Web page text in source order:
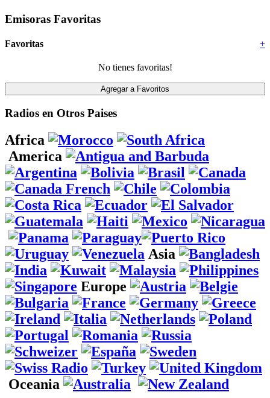
Emisoras Favoritas
+
Favoritas
No tienes favoritas!
Radios en Otros Paises
Africa
America
Asia
Europe
Oceania